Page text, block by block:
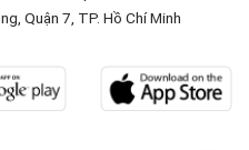
Quận 7, TP. Hồ Chí Minh